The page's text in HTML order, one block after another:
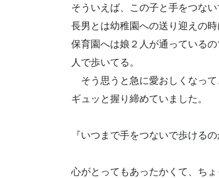
そういえば、この子と手をつない
長男とは幼稚園への送り迎えの時
保育園へは娘２人が通っている
人で歩いてる。
そう思うと急に愛おしくなっ
ギュッと握り締めていました。
『いつまで手をつないで歩ける
心がとってもあったかくて、ちょ